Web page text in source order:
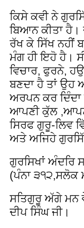
ਕਿਸੇ ਕਵੀ ਨੇ
ਬਿਆਨ ਕੀਤਾ
ਰੱਖ ਕੇ ਸਿੱਖ ਨਹੀਂ
ਮੰਗ ਹੀ ਇਹੋ ਹੈ।
ਵਿਚਾਰ, ਫੁਰਨੇ,
ਬਣਦਾ ਹੈ ਤਾਂ ਉਹ
ਅਰਪਨ ਕਰ
ਆਪਣੀ ਕੁੱਲ
ਸਿਰਫ ਗੁਰੂ-ਲਿਵ
ਅਤੇ ਅਜਿਹੇ
ਗੁਰਸਿਖਾਂ
(ਪੰਨਾ ੩੧੨,ਸਲੋਕ
ਸਤਿਗੁਰੂ ਅੱਗੇ ਮਨ
ਦੀਪ ਸਿੰਘ ਜੀ।